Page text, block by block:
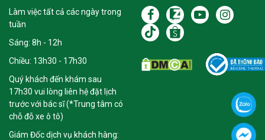
Làm việc tất cả các ngày trong
tuần
Sáng: 8h - 12h
Chiều: 13h30 - 17h30
Quý khách đến khám sau
17h30 vui lòng liên hệ đặt lịch
trước với bác sĩ (*Trung tâm có
chỗ đỗ xe ô tô)
Giám Đốc dịch vụ khách hàng: